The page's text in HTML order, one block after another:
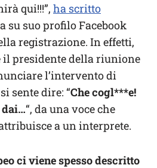
qui!!!”, ha scritto
su suo profilo Facebook
registrazione. In effetti,
il presidente della riunione
l’intervento di
sente dire: “Che cogl***e!
dai…“, da una voce che
a un interprete.
ci viene spesso descritto